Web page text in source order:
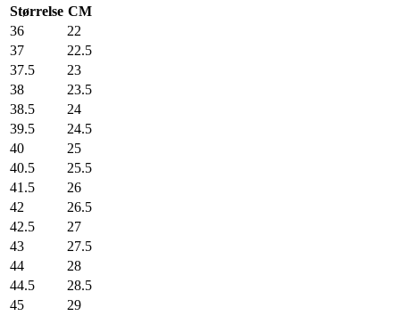
Størrelse CM
36
22
37
22.5
37.5
23
38
23.5
38.5
24
39.5
24.5
40
25
40.5
25.5
41.5
26
42
26.5
42.5
27
43
27.5
44
28
44.5
28.5
45
29